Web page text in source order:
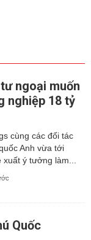
ngoại muốn
nghiệp 18 tỷ
cùng các đối tác
Anh vừa tới
ý tưởng làm...
Quốc